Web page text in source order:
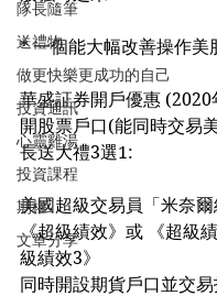
隊長隨筆
送禮物
做更快樂更成功的自己
投資通訊
心靈雞湯
投資課程
期權
文章分享
* 一個能大幅改善操作美
華盛証券開戶優惠 (2020
開股票戶口(能同時交易
長送大禮3選1:
美國超級交易員「米奈
《超級績效》或 《超級
級績效3》
同時開設期貨戶口並交